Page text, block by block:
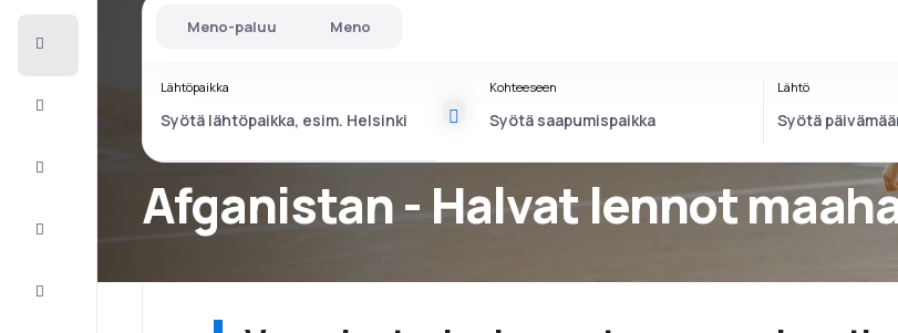
Afganistan - Halvat lennot
Meno-paluu Meno
Lähtöpaikka Kohteeseen Lähtö